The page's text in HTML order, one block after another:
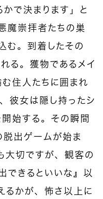
かで決まります」と
魔崇拝者たちの巣
む。到着したその
る。獲物であるメイ
む住人たちに囲まれ
彼女は隠し持ったシ
開始する。その瞬間
脱出ゲームが始ま
大切ですが、観客の
できるといいな』以
るかが、怖さ以上に